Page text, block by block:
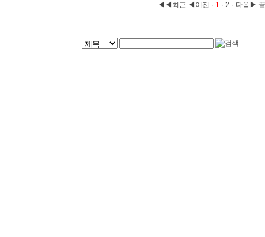
◀◀최근 ◀이전 · 1 · 2 · 다음▶